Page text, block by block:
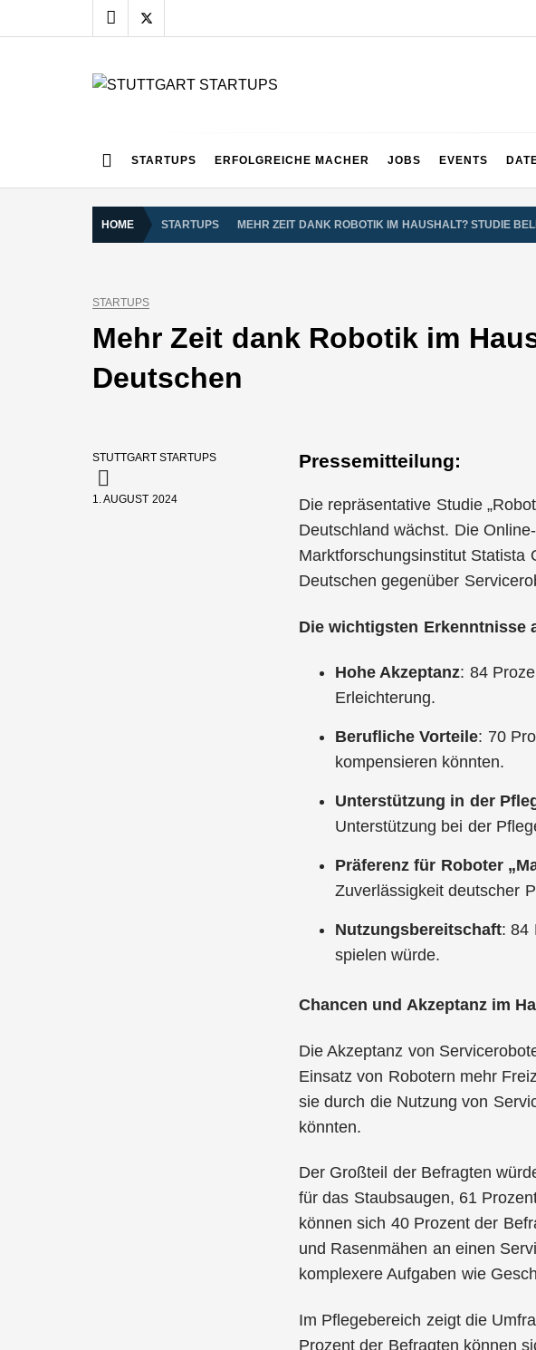
to
STARTUPS ERFOLGREICHE MACHER JOBS EVENTS
HOME STARTUPS MEHR ZEIT DANK ROBOTIK IM HAUSHALT? STUDIE
STARTUPS
Mehr Zeit dank Robotik im
Deutschen
STUTTGART STARTUPS
1. AUGUST 2024
Pressemitteilung:
Die repräsentative Studie
Deutschland wächst. Die
Marktforschungsinstitut Statista
Deutschen gegenüber
Die wichtigsten Erkenntnisse
Hohe Akzeptanz: 84
Erleichterung.
Berufliche Vorteile: 70
kompensieren könnten.
Unterstützung in der
Unterstützung bei der
Präferenz für Roboter
Zuverlässigkeit deutscher
Nutzungsbereitschaft: 84
spielen würde.
Chancen und Akzeptanz im
Die Akzeptanz von
Einsatz von Robotern mehr
sie durch die Nutzung von
könnten.
Der Großteil der Befragten
für das Staubsaugen, 61
können sich 40 Prozent der
und Rasenmähen an einen
komplexere Aufgaben wie
Im Pflegebereich zeigt die
Prozent der Befragten können